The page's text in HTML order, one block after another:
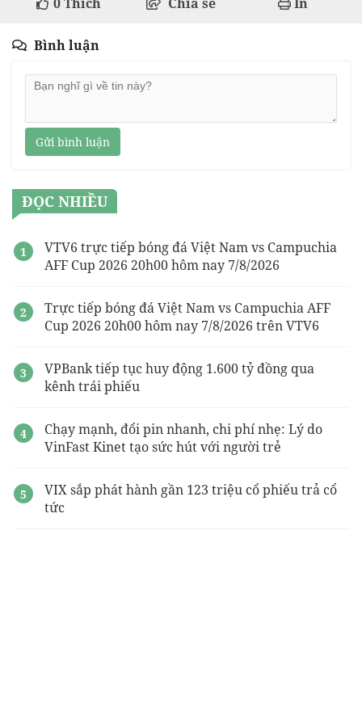
Bình luận
Gửi bình luận
ĐỌC NHIỀU
VTV6 trực tiếp bóng đá Việt Nam vs Campuchia
AFF Cup 2026 20h00 hôm nay 7/8/2026
Trực tiếp bóng đá Việt Nam vs Campuchia AFF
Cup 2026 20h00 hôm nay 7/8/2026 trên VTV6
VPBank tiếp tục huy động 1.600 tỷ đồng qua
kênh trái phiếu
Chạy mạnh, đổi pin nhanh, chi phí nhẹ: Lý do
VinFast Kinet tạo sức hút với người trẻ
VIX sắp phát hành gần 123 triệu cổ phiếu trả cổ
tức